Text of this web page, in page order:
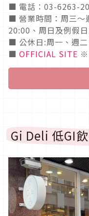
■ 電話：03-6263-
■ 營業時間：周三〜
20:00、周日及例假
■ 公休日:周一、週二
■ OFFICIAL SITE ※
Gi Deli 低GI